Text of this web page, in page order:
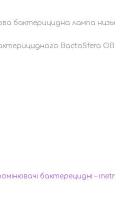
бактерицидна лампа
BactoSfera
бактерецидні –